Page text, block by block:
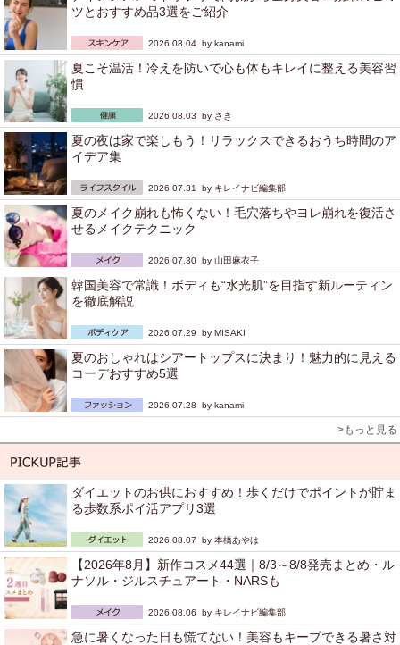
ツとおすすめ品3選をご紹介
2026.08.04 by kanami
夏こそ温活！冷えを防いで心も体もキレイに整える美容習
慣
2026.08.03 by さき
夏の夜は家で楽しもう！リラックスできるおうち時間のア
イデア集
2026.07.31 by キレイナビ編集部
夏のメイク崩れも怖くない！毛穴落ちやヨレ崩れを復活さ
せるメイクテクニック
2026.07.30 by 山田麻衣子
韓国美容で常識！ボディも“水光肌”を目指す新ルーティン
を徹底解説
2026.07.29 by MISAKI
夏のおしゃれはシアートップスに決まり！魅力的に見える
コーデおすすめ5選
2026.07.28 by kanami
>もっと見る
ダイエットのお供におすすめ！歩くだけでポイントが貯ま
る歩数系ポイ活アプリ3選
2026.08.07 by 本橋あやは
【2026年8月】新作コスメ44選｜8/3～8/8発売まとめ・ル
ナソル・ジルスチュアート・NARSも
2026.08.06 by キレイナビ編集部
急に暑くなった日も慌てない！美容もキープできる暑さ対